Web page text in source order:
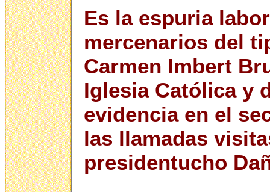
Es la espuria
mercenarios del
Carmen Imbert
Iglesia Católica y
evidencia en el
las llamadas
presidentucho